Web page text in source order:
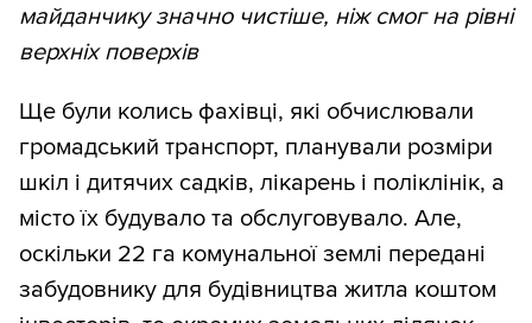
майданчику значно чистіше, ніж смог на рівні
верхніх поверхів
Ще були колись фахівці, які обчислювали
громадський транспорт, планували розміри
шкіл і дитячих садків, лікарень і поліклінік, а
місто їх будувало та обслуговувало. Але,
оскільки 22 га комунальної землі передані
забудовнику для будівництва житла коштом